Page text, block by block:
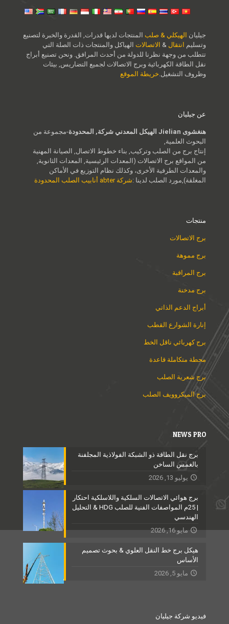
جيليان الهيكلي & صلب المنتجات لديها قدرات, القدرة والخبرة لتصنيع
وتسليم انتقال & الاتصالات الهياكل والمنتجات ذات الصلة التي
تتطلب من وجهة نظرنا للدولة من أحدث المرافق. ونحن تصنيع أبراج
نقل الطاقة الكهربائية وبرج الاتصالات لجميع التضاريس, بيئات
وظروف التشغيل.خريطة الموقع
عن جيليان
هنغشوى Jielian الهيكل المعدني شركة, المحدودة
-مجموعة من
البحوث العلمية,
إنتاج برج من الصلب وتركيب, بناء خطوط الاتصال, الصيانة المهنية
من المواقع برج الاتصالات (المعدات الرئيسية, المعدات الثانوية,
والمعدات الطرفية الأخرى، وكذلك نظام التوزيع في الأماكن
المغلقة),مورد الصلب لدينا :شركة abter أنابيب الصلب المحدودة
منتجات
برج الاتصالات
برج مموهة
برج المراقبة
برج مدخنة
أبراج الدعم الذاتي
إنارة الشوارع القطب
برج كهربائي ناقل الخط
محطة متكاملة قاعدة
برج شعرية الصلب
برج الميكروويف الصلب
NEWS PRO
برج نقل الطاقة ذو الشبكة الفولاذية المجلفنة
بالغمس الساخن
يوليو 13, 2026
برج هوائي الاتصالات السلكية واللاسلكية احتكار
| 25م المواصفات الفنية للصلب HDG & التحليل
الهندسي
مايو 16, 2026
هيكل برج خط النقل العلوي & بحوث تصميم
الأساس
مايو 5, 2026
فيديو شركة جيليان